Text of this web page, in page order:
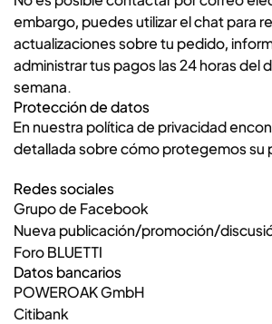
embargo, puedes utilizar el chat para
actualizaciones sobre tu pedido,
administrar tus pagos las 24 horas del
semana.
Protección de datos
En nuestra política de privacidad
detallada sobre cómo protegemos su
Redes sociales
Grupo de Facebook
Nueva publicación/promoción/
Foro BLUETTI
Datos bancarios
POWEROAK GmbH
Citibank